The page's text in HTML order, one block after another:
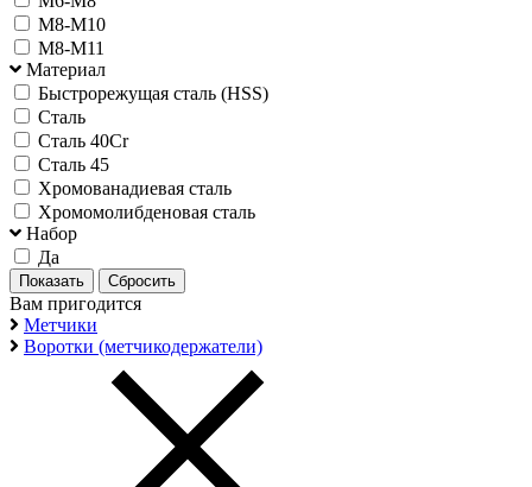
М8-М10
М8-М11
Материал
Быстрорежущая сталь (HSS)
Сталь
Сталь 40Cr
Сталь 45
Хромованадиевая сталь
Хромомолибденовая сталь
Набор
Да
Вам пригодится
Метчики
Воротки (метчикодержатели)